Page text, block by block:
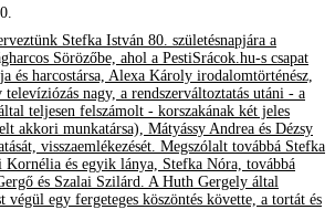
Stefka István 80. születésnapjára a
Sörözőbe, ahol a PestiSrácok.hu-s csapat
és harcostársa, Alexa Károly irodalomtörténész,
nagy, a rendszerváltoztatás utáni - a
teljesen felszámolt - korszakának két jeles
akkori munkatársa), Mátyássy Andrea és Dézsy
visszaemlékezését. Megszólalt továbbá Stefka
Kornélia és egyik lánya, Stefka Nóra, továbbá
és Szalai Szilárd. A Huth Gergely által
végül egy fergeteges köszöntés követte, a tortát és